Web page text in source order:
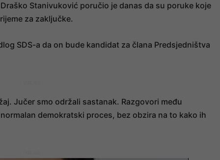
Stanivuković poručio je danas da su poruke koje
za zaključke.
SDS-a da on bude kandidat za člana Predsjedništva
Jučer smo održali sastanak. Razgovori među
demokratski proces, bez obzira na to kako ih